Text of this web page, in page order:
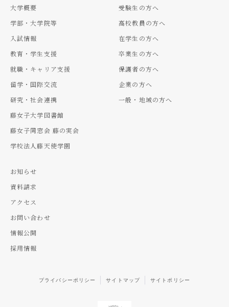
大学概要
学部・大学院等
入試情報
教育・学生支援
就職・キャリア支援
留学・国際交流
研究・社会連携
藤女子大学図書館
藤女子同窓会 藤の実会
学校法人藤天使学園
受験生の方へ
高校教員の方へ
在学生の方へ
卒業生の方へ
保護者の方へ
企業の方へ
一般・地域の方へ
お知らせ
資料請求
アクセス
お問い合わせ
情報公開
採用情報
プライバシーポリシー サイトマップ サイトポリシー